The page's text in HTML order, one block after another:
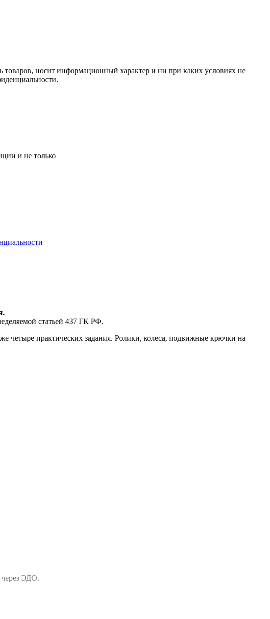
товаров, носит информационный характер и ни при каких условиях не
и не только
статьей 437 ГК РФ.
четыре практических задания. Ролики, колеса, подвижные крючки на
через ЭДО.